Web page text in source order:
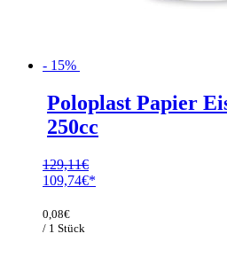
- 15%
Poloplast Papier
250cc
129,11€
Ursprünglicher
war:
129,11€
109,74€
Preis
ist:
0,08€
/ 1 Stück